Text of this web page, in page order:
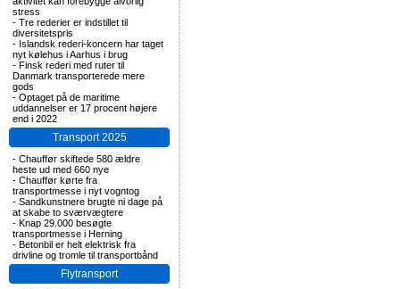
stress
- Tre rederier er indstillet til
diversitetspris
- Islandsk rederi-koncern har taget
nyt kølehus i Aarhus i brug
- Finsk rederi med ruter til
Danmark transporterede mere
gods
- Optaget på de maritime
uddannelser er 17 procent højere
end i 2022
Transport 2025
- Chauffør skiftede 580 ældre
heste ud med 660 nye
- Chauffør kørte fra
transportmesse i nyt vogntog
- Sandkunstnere brugte ni dage på
at skabe to sværvægtere
- Knap 29.000 besøgte
transportmesse i Herning
- Betonbil er helt elektrisk fra
drivline og tromle til transportbånd
Flytransport